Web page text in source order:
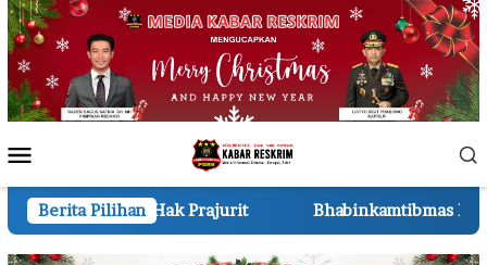
Loncat
ke
konten
Mobile
Berita Pilihan
Prajurit Bhabinkamtibmas Polsek Pkl Kerinci